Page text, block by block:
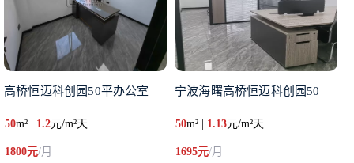
高桥恒迈科创园50平办公室
50m² | 1.2元/m²天
1800元/月
宁波海曙高桥恒迈科创园50
50m² | 1.13元/m²天
1695元/月